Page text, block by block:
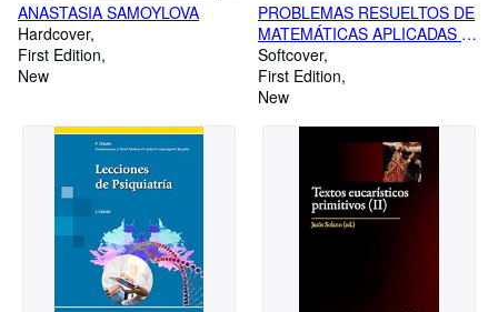
ANASTASIA SAMOYLOVA
Hardcover
First Edition
New
PROBLEMAS RESUELTOS DE
MATEMÁTICAS APLICADAS A
LA ECONOMÍA Y A LA
EMPRESA. 2 ED
Softcover
First Edition
New